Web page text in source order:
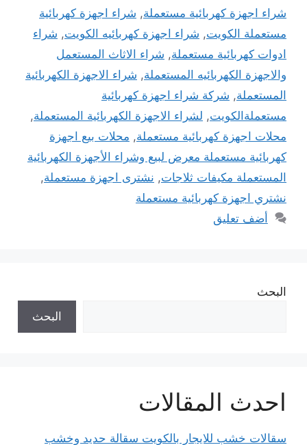
شراء اجهزة كهربائية مستعملة, شراء اجهزة كهربائية
مستعملة الكويت, شراء اجهزة كهربائيه الكويت, شراء
ادوات كهربائية مستعملة, شراء الاثاث المستعمل
والاجهزة الكهربائيه المستعملة, شراء الاجهزة الكهربائية
المستعملة, شركة شراء اجهزة كهربائية
مستعملةالكويت, لشراء الاجهزة الكهربائية المستعملة,
محلات اجهزة كهربائية مستعملة, محلات بيع اجهزة
كهربائية مستعملة معرض لبيع وشراء الأجهزة الكهربائية
المستعملة مكيفات ثلاجات, نشترى اجهزة مستعملة,
نشتري اجهزة كهربائية مستعملة
أضف تعليق
البحث
البحث
احدث المقالات
سقالات خشب للايجار بالكويت سقالة حديد وخشب